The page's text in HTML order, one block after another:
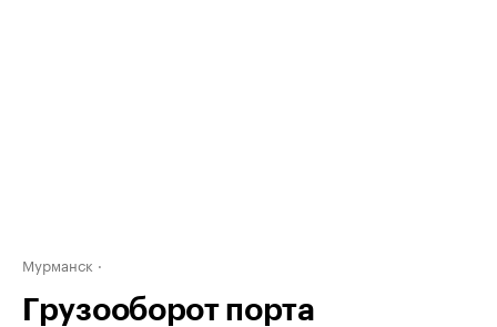
Мурманск
Грузооборот порта